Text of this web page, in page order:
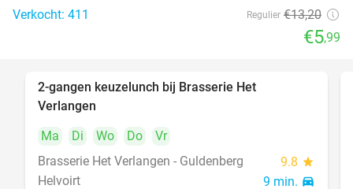
Verkocht: 411 Regulier €13,20
€5,99
2-gangen keuzelunch bij Brasserie Het
Verlangen
Ma
Di Wo Do
Vr
Brasserie Het Verlangen - Guldenberg
9.8 star
Helvoirt 9 min. directions_car